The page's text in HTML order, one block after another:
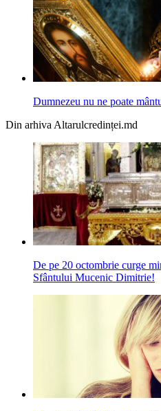
Dumnezeu nu ne poate
Din arhiva Altarulcredinței.md
De pe 20 octombrie curge
Sfântului Mucenic Dimitrie!